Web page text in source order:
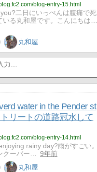
blog-entry-15.html
二日にいっぺんは腹痛で死
いる丸和屋です。こんにちは…
丸和屋
water in the Pender st
リートの道路冠水して
blog-entry-14.html
rainy day?雨がすごい。
クーバー…
9年前
丸和屋